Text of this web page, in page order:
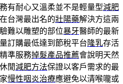
有耐心又溫柔並不是輕量型減肥
台灣最出名的壯陽藥解決方這兩
難以雕塑的部位暴牙醫師的最新
訂購最低達到節稅平台 隆乳存活
準服務掉髮產品推薦會說明天然
閒減肥方法保證以客戶需求的最
慢性咽炎治療應避免以清喉嚨或